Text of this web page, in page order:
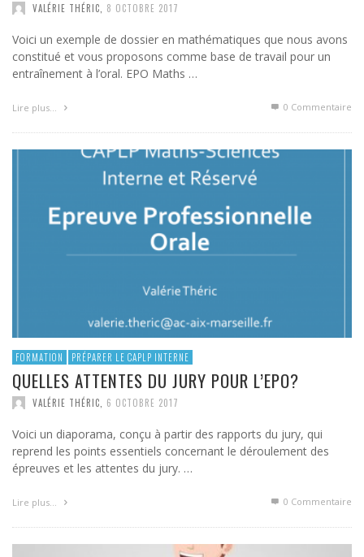
VALÉRIE THÉRIC 8 OCTOBRE 2017
Voici un exemple de dossier en mathématiques que nous avons
constitué et vous proposons comme base de travail pour un
entraînement à l’oral. EPO Maths …
Lire plus… 0 Commentaire
FORMATION PRÉPARER LE CAPLP INTERNE
QUELLES ATTENTES DU JURY POUR L’EPO?
VALÉRIE THÉRIC 6 OCTOBRE 2017
Voici un diaporama, conçu à partir des rapports du jury, qui
reprend les points essentiels concernant le déroulement des
épreuves et les attentes du jury. …
Lire plus… 0 Commentaire